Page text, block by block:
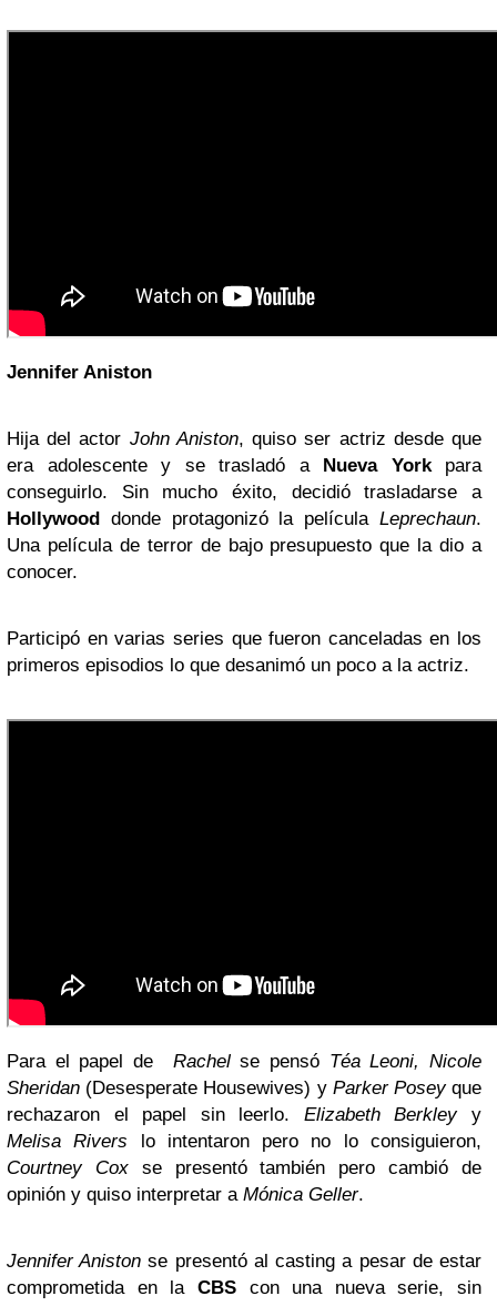
Jennifer Aniston
Hija del actor John Aniston, quiso ser actriz desde que
era adolescente y se trasladó a Nueva Yorkpara
conseguirlo. Sin mucho éxito, decidió trasladarse a
Hollywood donde protagonizó la película Leprechaun.
Una película de terror de bajo presupuesto que la dio a
conocer.
Participó en varias series que fueron canceladas en los
primeros episodios lo que desanimó un poco a la actriz.
Para el papel de Rachelse pensó Téa Leoni, Nicole
Sheridan (Desesperate Housewives) y Parker Poseyque
rechazaron el papel sin leerlo. Elizabeth Berkleyy
Melisa Rivers lo intentaron pero no lo consiguieron,
Courtney Coxse presentó también pero cambió de
opinión y quiso interpretar a Mónica Geller.
Jennifer Aniston se presentó al casting a pesar de estar
comprometida en la CBScon una nueva serie, sin